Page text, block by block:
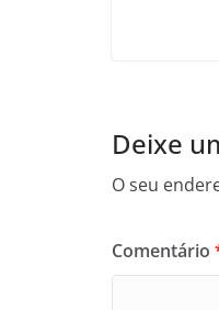
Deixe
O seu
Comentário